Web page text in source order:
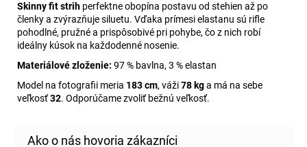
Skinny fit strih perfektne obopína postavu od stehien až po
členky a zvýrazňuje siluetu. Vďaka prímesi elastanu sú rifle
pohodlné, pružné a prispôsobivé pri pohybe, čo z nich robí
ideálny kúsok na každodenné nosenie.
Materiálové zloženie: 97 % bavlna, 3 % elastan
Model na fotografii meria 183 cm, váži78 kga má na sebe
veľkosť32. Odporúčame zvoliť bežnú veľkosť.